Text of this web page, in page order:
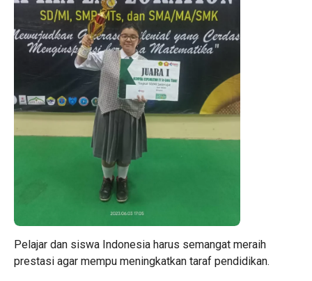
Pelajar dan siswa Indonesia harus semangat meraih
prestasi agar mempu meningkatkan taraf pendidikan.